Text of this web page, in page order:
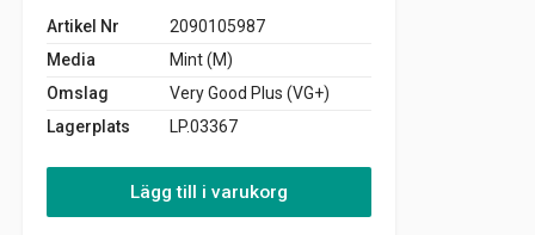
Artikel Nr
2090105987
Media
Mint (M)
Omslag
Very Good Plus (VG+)
Lagerplats
LP.03367
Lägg till i varukorg